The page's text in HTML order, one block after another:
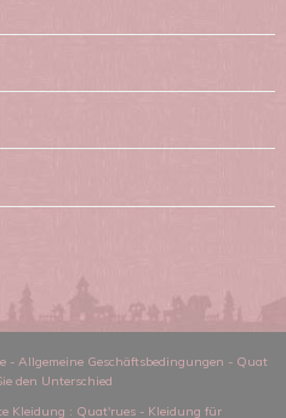
- Allgemeine Geschäftsbedingungen - Quat
den Unterschied
Kleidung : Quat'rues - Kleidung für